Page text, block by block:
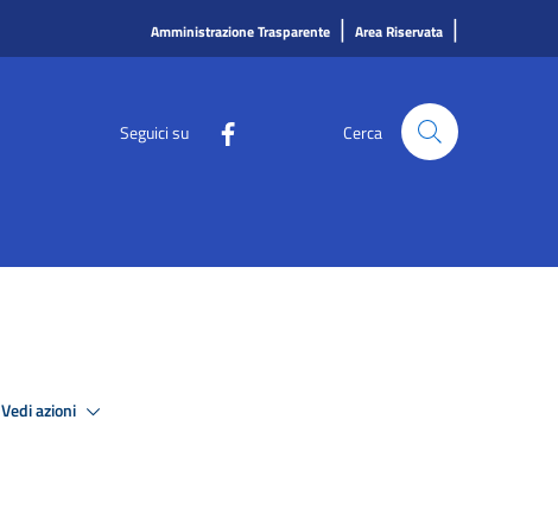
Amministrazione Trasparente | Area Riservata |
Seguici su Cerca
Vedi azioni